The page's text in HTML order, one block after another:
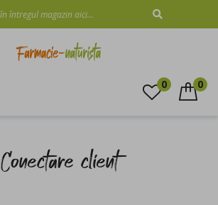
CAUTARE
0 0
Conectare client